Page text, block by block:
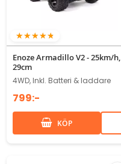
92%
Enoze Armadillo V2 - 25km/h,
29cm
4WD, Inkl. Batteri & laddare
799:-
KÖP